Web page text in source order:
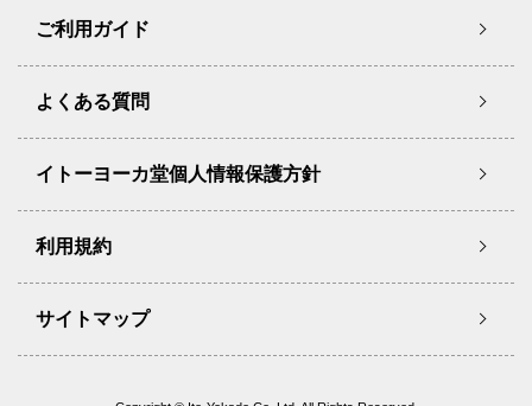
ご利用ガイド
よくある質問
イトーヨーカ堂個人情報保護方針
利用規約
サイトマップ